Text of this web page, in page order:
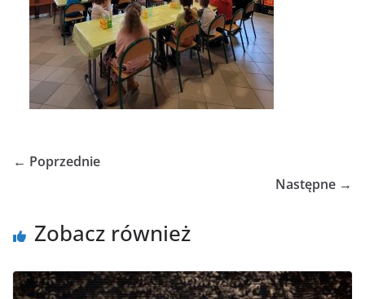
← Poprzednie
Następne →
Zobacz również